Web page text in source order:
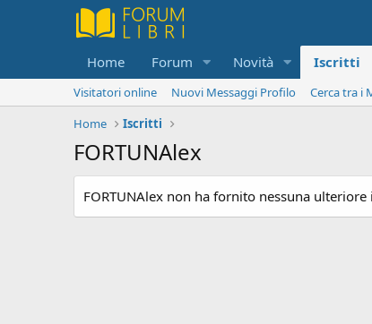
Home Forum Novità Iscritti
Visitatori online Nuovi Messaggi Profilo
Cerca tra i
Home
Iscritti
FORTUNAlex
FORTUNAlex non ha fornito nessuna